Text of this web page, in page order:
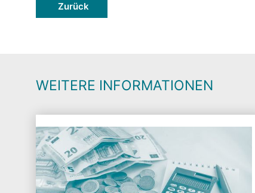
Zurück
WEITERE INFORMATIONEN